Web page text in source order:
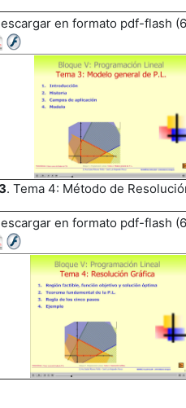
en formato pdf-flash
. Tema 4: Método de
en formato pdf-flash